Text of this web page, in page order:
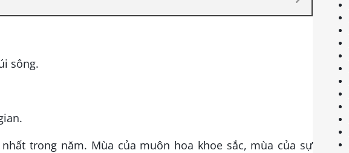
sông.
trong năm. Mùa của muôn hoa khoe sắc, mùa của sự